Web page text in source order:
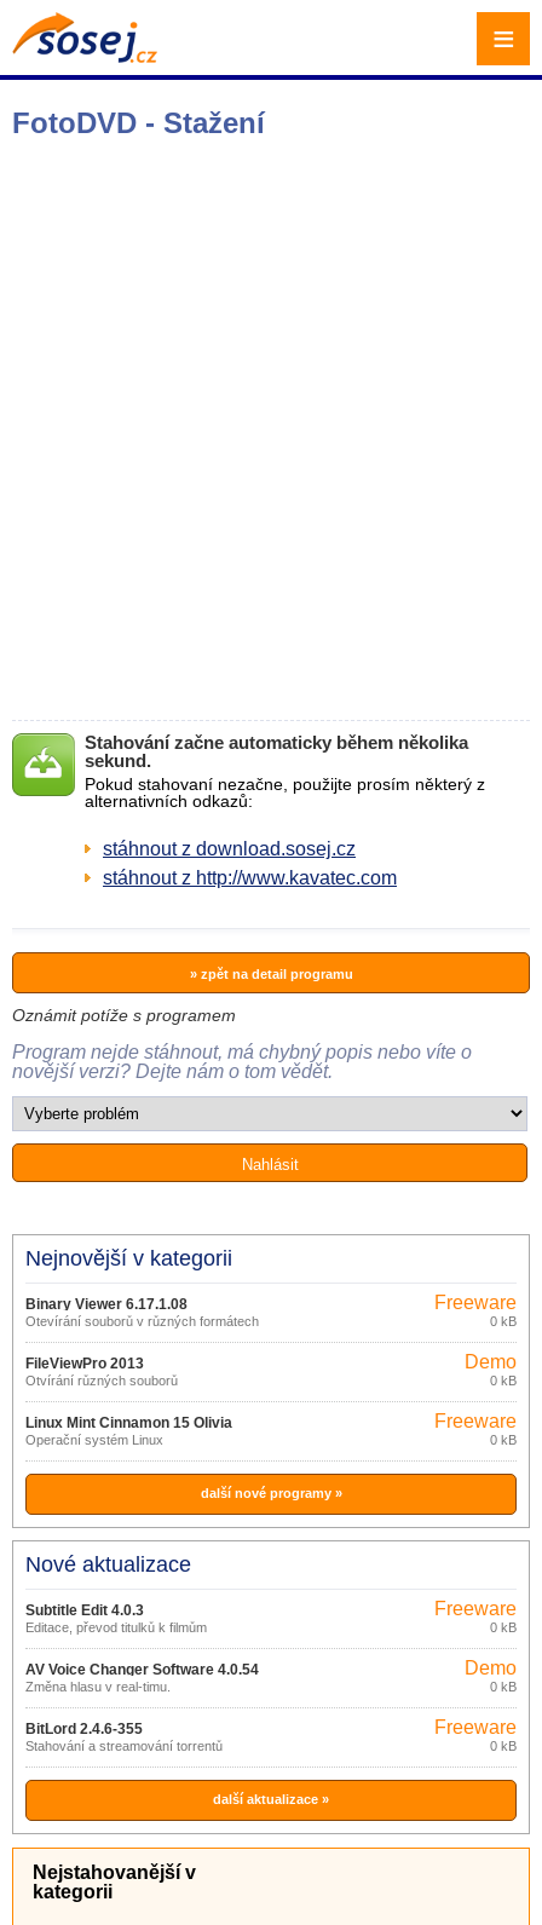
FotoDVD - Stažení
Stahování začne automaticky během několika
sekund.
Pokud stahovaní nezačne, použijte prosím některý z
alternativních odkazů:
stáhnout z download.sosej.cz
stáhnout z http://www.kavatec.com
» zpět na detail programu
Oznámit potíže s programem
Program nejde stáhnout, má chybný popis nebo víte o
novější verzi? Dejte nám o tom vědět.
Nejnovější v kategorii
Binary Viewer 6.17.1.08
Otevírání souborů v různých formátech
Freeware
0 kB
FileViewPro 2013
Otvírání různých souborů
Demo
0 kB
Linux Mint Cinnamon 15 Olivia
Operační systém Linux
Freeware
0 kB
další nové programy »
Nové aktualizace
Subtitle Edit 4.0.3
Editace, převod titulků k filmům
Freeware
0 kB
AV Voice Changer Software 4.0.54
Změna hlasu v real-timu.
Demo
0 kB
BitLord 2.4.6-355
Stahování a streamování torrentů
Freeware
0 kB
další aktualizace »
Nejstahovanější v
kategorii
≡